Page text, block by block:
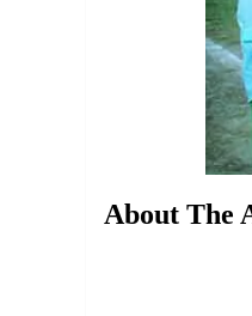
About The